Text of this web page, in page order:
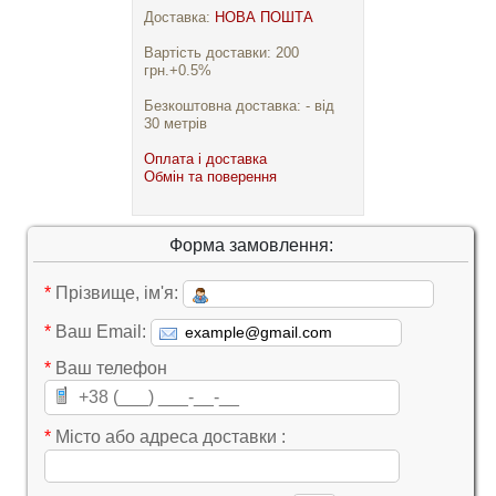
Доставка: НОВА ПОШТА
Вартість доставки: 200
грн.+0.5%
Безкоштовна доставка: - від
30 метрів
Оплата і доставка
Обмін та поверення
Форма замовлення:
* Прізвище, ім'я:
* Ваш Email:
* Ваш телефон
* Місто або адреса доставки :